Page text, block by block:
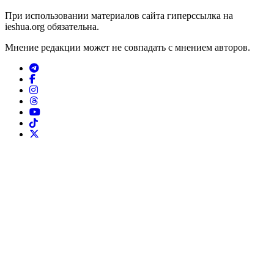
При использовании материалов сайта гиперссылка на
ieshua.org обязательна.
Мнение редакции может не совпадать с мнением авторов.